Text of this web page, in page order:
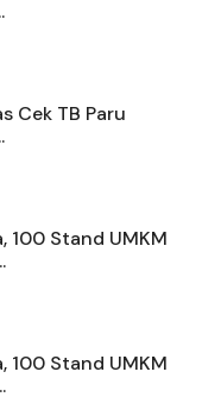
Cek TB Paru
100 Stand UMKM
100 Stand UMKM